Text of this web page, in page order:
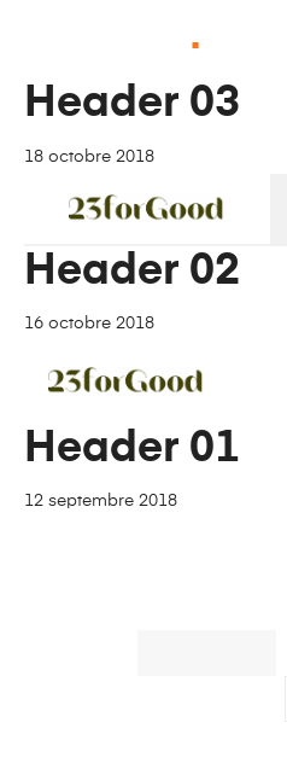
Header 03
18 octobre 2018
Header 02
16 octobre 2018
Header 01
12 septembre 2018